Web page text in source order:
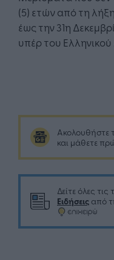
(5) ετών από τη
έως την 31η
υπέρ του
Ακολουθήστε
και μάθετε
Δείτε όλες τις
Ειδήσεις από